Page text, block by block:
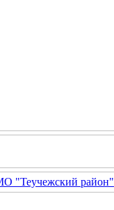
"Теучежский район"